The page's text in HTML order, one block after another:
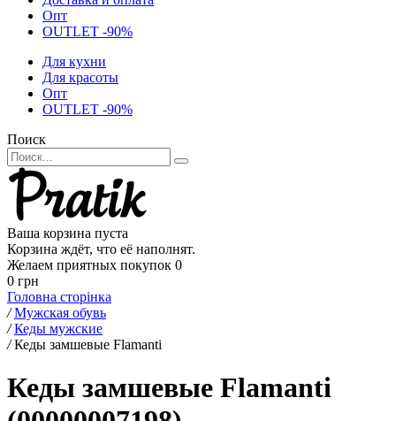
Опт
OUTLET -90%
Для кухни
Для красоты
Опт
OUTLET -90%
Поиск
Ваша корзина пуста
Корзина ждёт, что её наполнят.
Желаем приятных покупок 0
0 грн
Головна сторінка
/ Мужская обувь
/ Кеды мужские
/ Кеды замшевые Flamanti
Кеды замшевые Flamanti